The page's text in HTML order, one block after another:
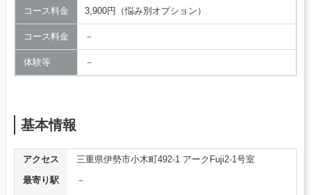
コース料金 3,900円（悩み別オプション）
コース料金 －
体験等 －
基本情報
アクセス
三重県伊勢市小木町492-1 アークFuji2-1号室
最寄り駅
－